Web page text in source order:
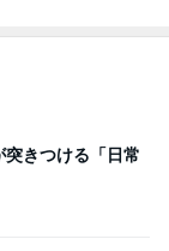
きつける「日常